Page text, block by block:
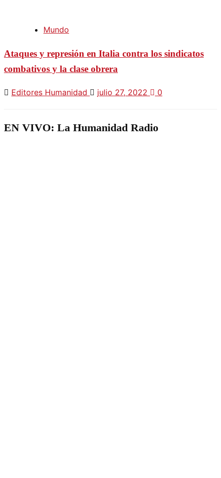
Mundo
Ataques y represión en Italia contra los sindicatos
combativos y la clase obrera
Editores Humanidad julio 27, 2022 0
EN VIVO: La Humanidad Radio